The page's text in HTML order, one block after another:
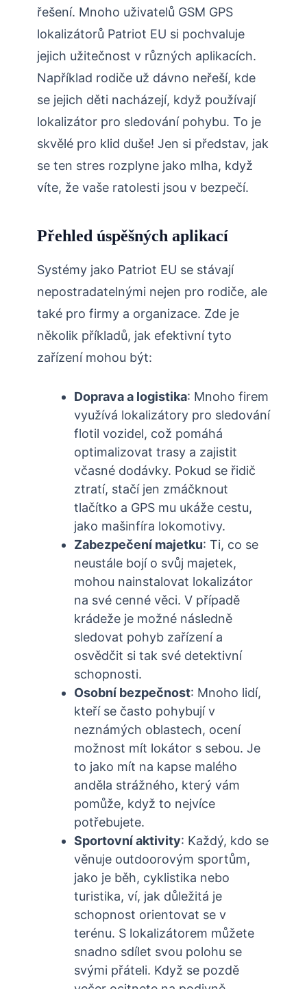
řešení. Mnoho uživatelů GSM GPS
lokalizátorů Patriot EU si pochvaluje
jejich užitečnost v různých aplikacích.
Například rodiče už dávno neřeší, kde
se jejich děti nacházejí, když používají
lokalizátor pro sledování pohybu. To je
skvělé pro klid duše! Jen si představ, jak
se ten stres rozplyne jako mlha, když
víte, že vaše ratolesti jsou v bezpečí.
Přehled úspěšných aplikací
Systémy jako Patriot EU se stávají
nepostradatelnými nejen pro rodiče, ale
také pro firmy a organizace. Zde je
několik příkladů, jak efektivní tyto
zařízení mohou být:
Doprava a logistika: Mnoho firem
využívá lokalizátory pro sledování
flotil vozidel, což pomáhá
optimalizovat trasy a zajistit
včasné dodávky. Pokud se řidič
ztratí, stačí jen zmáčknout
tlačítko a GPS mu ukáže cestu,
jako mašinfíra lokomotivy.
Zabezpečení majetku: Ti, co se
neustále bojí o svůj majetek,
mohou nainstalovat lokalizátor
na své cenné věci. V případě
krádeže je možné následně
sledovat pohyb zařízení a
osvědčit si tak své detektivní
schopnosti.
Osobní bezpečnost: Mnoho lidí,
kteří se často pohybují v
neznámých oblastech, ocení
možnost mít lokátor s sebou. Je
to jako mít na kapse malého
anděla strážného, který vám
pomůže, když to nejvíce
potřebujete.
Sportovní aktivity: Každý, kdo se
věnuje outdoorovým sportům,
jako je běh, cyklistika nebo
turistika, ví, jak důležitá je
schopnost orientovat se v
terénu. S lokalizátorem můžete
snadno sdílet svou polohu se
svými přáteli. Když se pozdě